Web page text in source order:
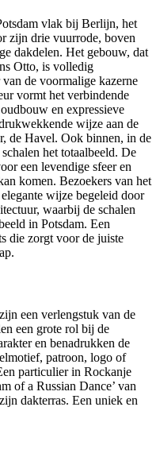
vlak bij Berlijn, het
zijn drie vuurrode, boven
dakdelen. Het gebouw, dat
Otto, is volledig
de voormalige kazerne
vormt het verbindende
en expressieve
wijze aan de
de Havel. Ook binnen, in de
het totaalbeeld. De
een levendige sfeer en
komen. Bezoekers van het
wijze begeleid door
waarbij de schalen
in Potsdam. Een
die zorgt voor de juiste
een verlengstuk van de
een grote rol bij de
en benadrukken de
patroon, logo of
particulier in Rockanje
of a Russian Dance’ van
dakterras. Een uniek en